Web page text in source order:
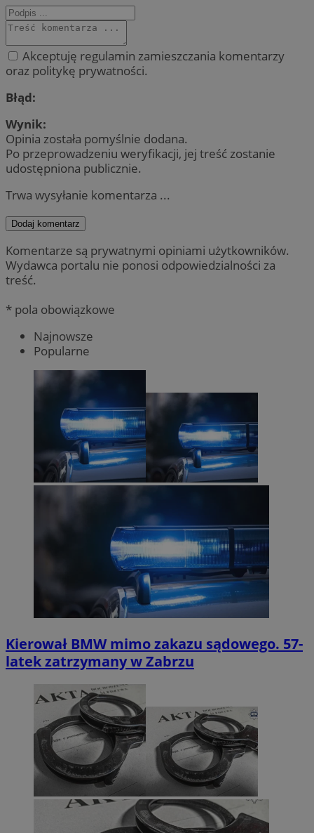
Akceptuję regulamin zamieszczania komentarzy
oraz politykę prywatności.
Błąd:
Wynik:
Opinia została pomyślnie dodana.
Po przeprowadzeniu weryfikacji, jej treść zostanie
udostępniona publicznie.
Trwa wysyłanie komentarza ...
Dodaj komentarz
Komentarze są prywatnymi opiniami użytkowników.
Wydawca portalu nie ponosi odpowiedzialności za
treść.
* pola obowiązkowe
Najnowsze
Popularne
Kierował BMW mimo zakazu sądowego. 57-
latek zatrzymany w Zabrzu